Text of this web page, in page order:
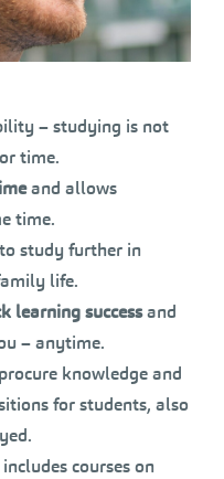
– studying is not
time.
and allows
time.
to study further in
life.
learning successand
– anytime.
knowledge and
for students, also
courses on